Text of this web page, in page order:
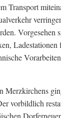
Transport
Vorgesehen
vorbildlich